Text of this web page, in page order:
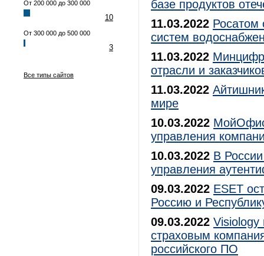
От 200 000 до 300 000
10
От 300 000 до 500 000
3
Все типы сайтов
базе продуктов
11.03.2022 Росатом
систем
11.03.2022
отрасли и
11.03.2022
мире
10.03.2022 МойОфис
управления
10.03.2022 В
управления
09.03.2022 ESET
Россию и
09.03.2022 Visiology
страховым
российского ПО